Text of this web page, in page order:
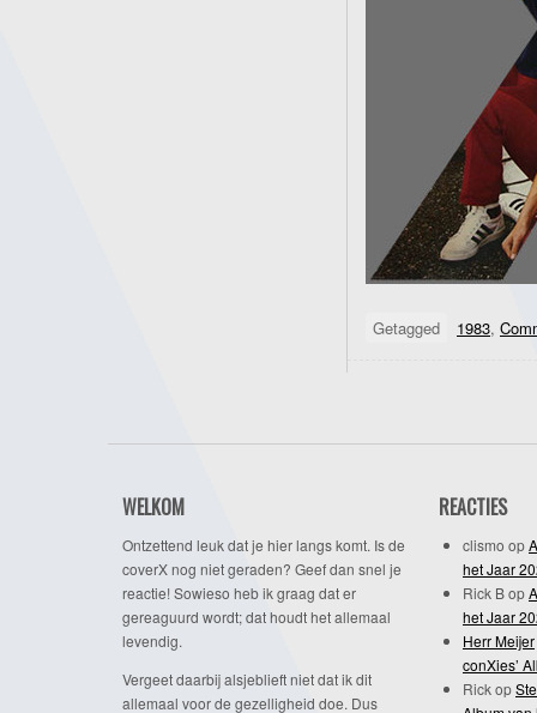
Getagged 1983,
WELKOM
Ontzettend leuk dat je hier langs komt. Is de
coverX nog niet geraden? Geef dan snel je
reactie! Sowieso heb ik graag dat er
gereaguurd wordt; dat houdt het allemaal
levendig.
Vergeet daarbij alsjeblieft niet dat ik dit
allemaal voor de gezelligheid doe. Dus
REACTIES
clismo op
het Jaar
Rick Bop
het Jaar
Herr Meijer
conXies’
Rickop